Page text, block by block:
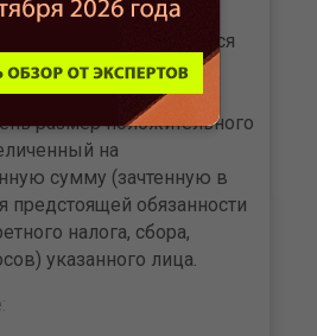
2023 по 31 декабря
пеня не начисляется
в размере, не
соответствующий
размер положительного
на
сумму (зачтенную в
предстоящей обязанности
налога, сбора,
указанного лица.